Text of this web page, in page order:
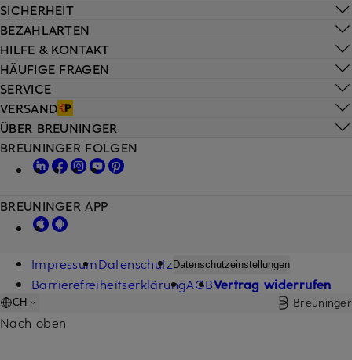
HILFE & KONTAKT
HÄUFIGE FRAGEN
SERVICE
VERSAND
SICHERHEIT
BEZAHLARTEN
ÜBER BREUNINGER
BREUNINGER FOLGEN
BREUNINGER APP
ImpressumDatenschutzDatenschutzeinstellungen
BarrierefreiheitserklärungAGBVertrag widerrufen
CH Breuninger
Nach oben